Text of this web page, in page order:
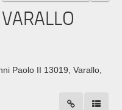
Paolo II 13019, Varallo,